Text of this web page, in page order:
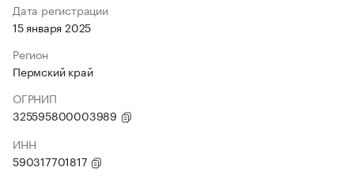
Дата регистрации
15 января 2025
Регион
Пермский край
ОГРНИП
325595800003989
ИНН
590317701817